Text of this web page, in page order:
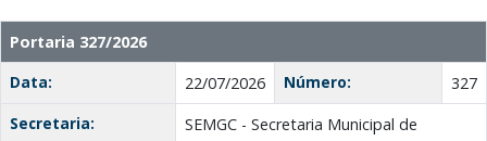
Portaria 327/2026
Data:
22/07/2026 Número:
327
Secretaria:
SEMGC - Secretaria Municipal de